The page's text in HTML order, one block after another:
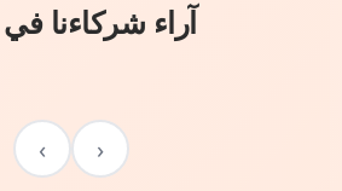
آراء شركاءنا
‹
›